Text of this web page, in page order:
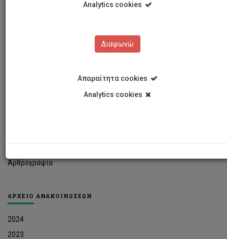
Αρθρογραφία
ΑΡΧΕΙΟ ΑΝΑΚΟΙΝΩΣΕΩΝ
2024
2023
Analytics cookies
Διαφωνώ
Απαραίτητα cookies
Analytics cookies